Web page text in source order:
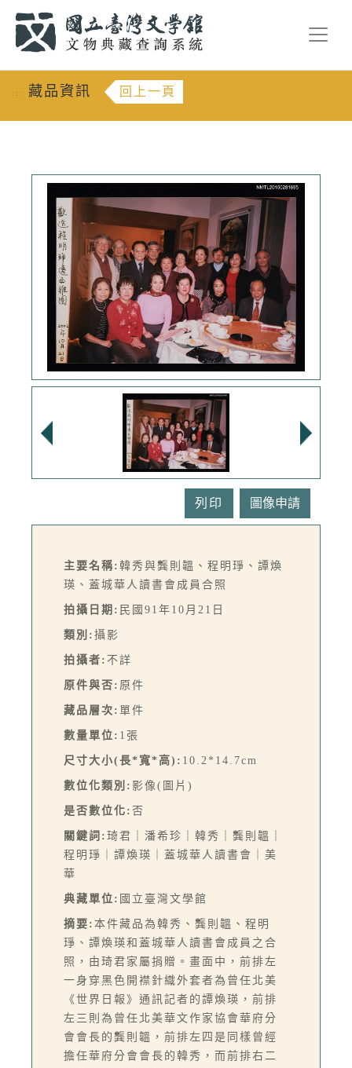
::: 藏品資訊 回上一頁
列印
主要名稱: 韓秀與龔則韞、程明琤、譚煥
瑛、蓋城華人讀書會成員合照
拍攝日期: 民國91年10月21日
類別: 攝影
拍攝者: 不詳
原件與否: 原件
藏品層次: 單件
數量單位: 1張
尺寸大小(長*寬*高): 10.2*14.7cm
數位化類別: 影像(圖片)
是否數位化: 否
關鍵詞: 琦君｜潘希珍｜韓秀｜龔則韞｜
程明琤｜譚煥瑛｜蓋城華人讀書會｜美
華
典藏單位: 國立臺灣文學館
摘要: 本件藏品為韓秀、龔則韞、程明
琤、譚煥瑛和蓋城華人讀書會成員之合
照，由琦君家屬捐贈。畫面中，前排左
一身穿黑色開襟針織外套者為曾任北美
《世界日報》通訊記者的譚煥瑛，前排
左三則為曾任北美華文作家協會華府分
會會長的龔則韞，前排左四是同樣曾經
擔任華府分會會長的韓秀，而前排右二